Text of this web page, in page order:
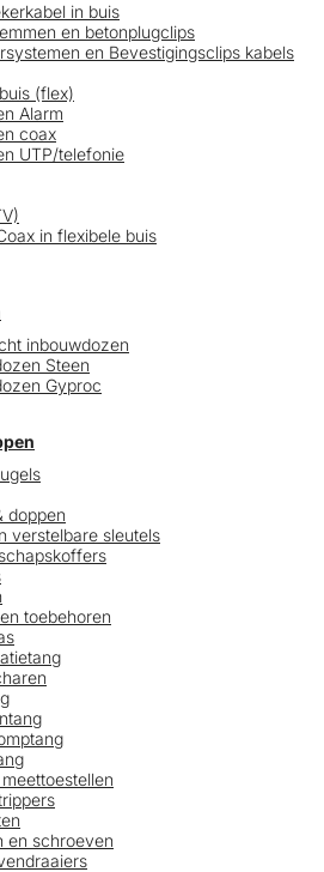
in buis
en betonplugclips
en Bevestigingsclips kabels
(flex)
Alarm
coax
UTP/telefonie
in flexibele buis
inbouwdozen
Steen
Gyproc
doppen
verstelbare sleutels
toebehoren
en schroeven